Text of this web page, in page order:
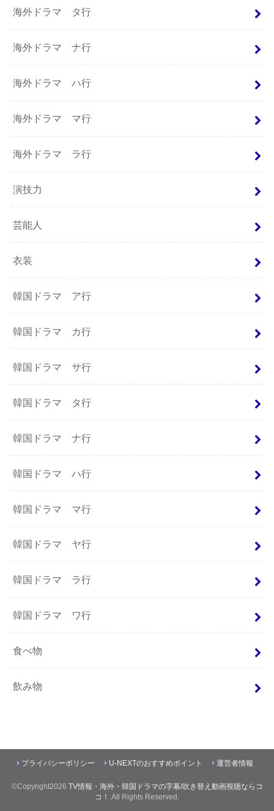
海外ドラマ タ行
海外ドラマ ナ行
海外ドラマ ハ行
海外ドラマ マ行
海外ドラマ ラ行
演技力
芸能人
衣装
韓国ドラマ ア行
韓国ドラマ カ行
韓国ドラマ サ行
韓国ドラマ タ行
韓国ドラマ ナ行
韓国ドラマ ハ行
韓国ドラマ マ行
韓国ドラマ ヤ行
韓国ドラマ ラ行
韓国ドラマ ワ行
食べ物
飲み物
プライバシーポリシー U-NEXTのおすすめポイント 運営者情報
©Copyright2026 TV情報・海外・韓国ドラマの字幕/吹き替え動画視聴ならコ
コ！
.All Rights Reserved.